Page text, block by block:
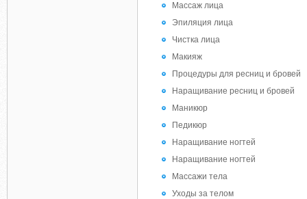
Массаж лица
Эпиляция лица
Чистка лица
Макияж
Процедуры для ресниц и бровей
Наращивание ресниц и бровей
Маникюр
Педикюр
Наращивание ногтей
Наращивание ногтей
Массажи тела
Уходы за телом